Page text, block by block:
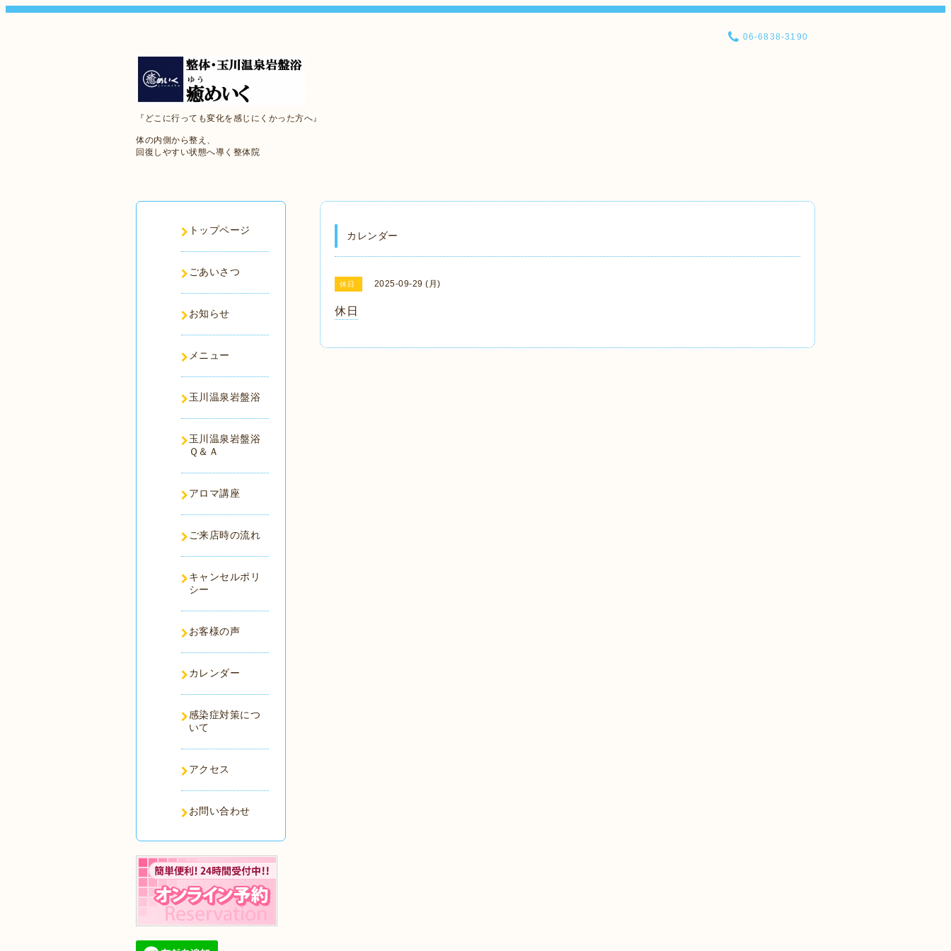
『どこに行っても変化を感じにくかった方へ』
体の内側から整え、
回復しやすい状態へ導く整体院
06-6838-3190
カレンダー
休日 2025-09-29 (月)
休日
トップページ
ごあいさつ
お知らせ
メニュー
玉川温泉岩盤浴
玉川温泉岩盤浴
Ｑ＆Ａ
アロマ講座
ご来店時の流れ
キャンセルポリ
シー
お客様の声
カレンダー
感染症対策につ
いて
アクセス
お問い合わせ